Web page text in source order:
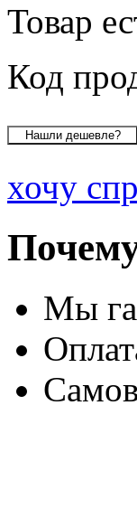
Товар
Код
хочу
Мы